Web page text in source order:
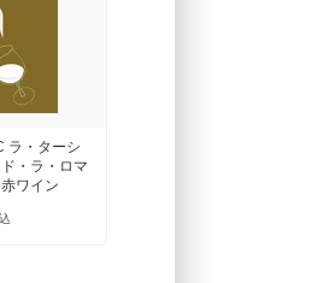
ラ・ターシ
・ラ・ロマ
ワイン